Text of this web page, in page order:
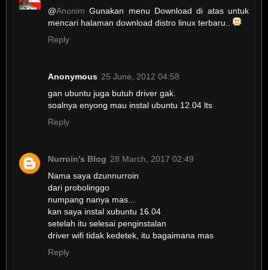
@Anonim Gunakan menu Download di atas untuk
mencari halaman download distro linux terbaru..
Reply
Anonymous 25 June, 2012 04:58
gan ubuntu juga butuh driver gak.
soalnya enyong mau instal ubuntu 12.04 lts
Reply
Nurroin's Blog 28 March, 2017 02:49
Nama saya dzunnurroin
dari probolinggo
numpang nanya mas...
kan saya instal xubuntu 16.04
setelah itu selesai penginstalan
driver wifi tidak kedetek, itu bagaimana mas
Reply